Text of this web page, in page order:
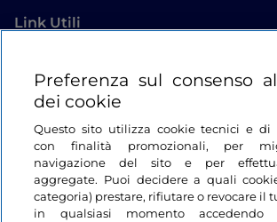
Link Utili
Login
Restiamo in contatto
Preferenza sul consenso
dei cookie
Questo sito utilizza cookie tecnici e di
con finalità promozionali, per
navigazione del sito e per
aggregate. Puoi decidere a quali
categoria) prestare, rifiutare o revocare il
in qualsiasi momento accedendo